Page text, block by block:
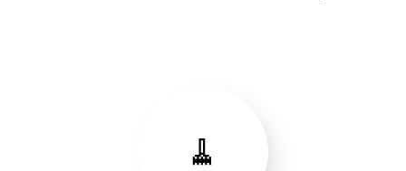
🧹